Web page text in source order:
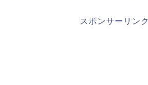
スポンサーリンク